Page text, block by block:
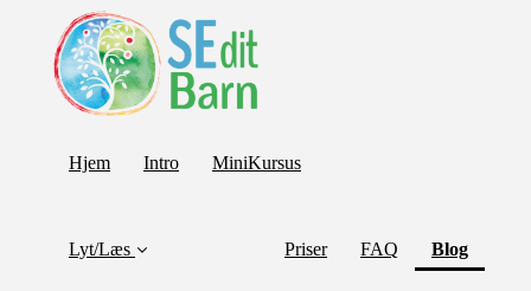
Hjem Intro MiniKursus
Lyt/Læs Priser FAQ Blog